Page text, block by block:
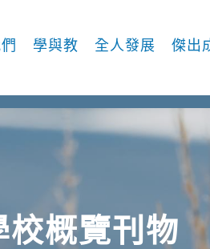
學與教 全人發展 傑出
校概覽刊物